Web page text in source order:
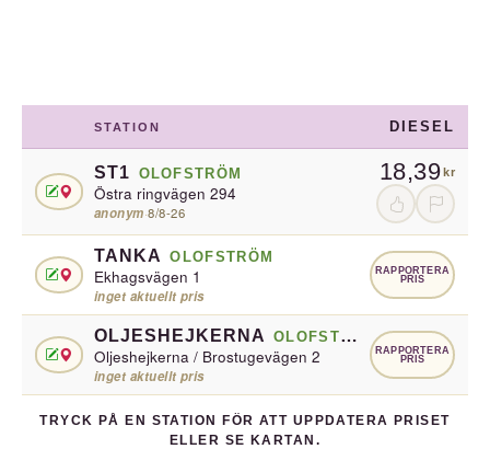
STATION DIESEL
ST1 OLOFSTRÖM
Östra ringvägen 294
anonym·8/8-26
18,39kr
TANKA OLOFSTRÖM
Ekhagsvägen 1
inget aktuellt pris
RAPPORTERA
PRIS
OLJESHEJKERNA OLOFSTRÖM
Oljeshejkerna / Brostugevägen 2
inget aktuellt pris
RAPPORTERA
PRIS
TRYCK PÅ EN STATION FÖR ATT UPPDATERA PRISET
ELLER SE KARTAN.